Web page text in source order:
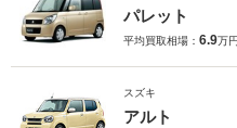
パレット
平均買取相場： 6.9万
スズキ
アルト